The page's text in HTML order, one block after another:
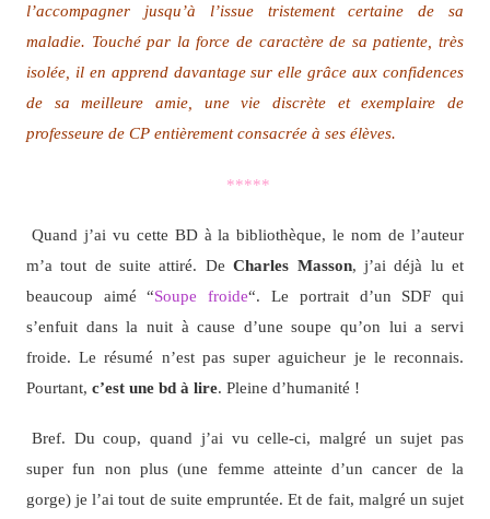
l’accompagner jusqu’à l’issue tristement certaine de sa
maladie. Touché par la force de caractère de sa patiente, très
isolée, il en apprend davantage sur elle grâce aux confidences
de sa meilleure amie, une vie discrète et exemplaire de
professeure de CP entièrement consacrée à ses élèves.
*****
Quand j’ai vu cette BD à la bibliothèque, le nom de l’auteur
m’a tout de suite attiré. DeCharles Masson, j’ai déjà lu et
beaucoup aimé “Soupe froide“. Le portrait d’un SDF qui
s’enfuit dans la nuit à cause d’une soupe qu’on lui a servi
froide. Le résumé n’est pas super aguicheur je le reconnais.
Pourtant, c’est une bd à lire. Pleine d’humanité !
Bref. Du coup, quand j’ai vu celle-ci, malgré un sujet pas
super fun non plus (une femme atteinte d’un cancer de la
gorge) je l’ai tout de suite empruntée. Et de fait, malgré un sujet